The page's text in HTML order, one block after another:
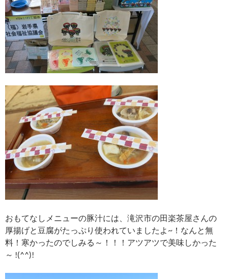
おもてなしメニューの豚汁には、滝沢市の田楽茶屋さんの
厚揚げと豆腐がたっぷり使われていましたよ~！なんと無
料！寒かったのでしみる～！！！アツアツで美味しかった
～ !(^^)!